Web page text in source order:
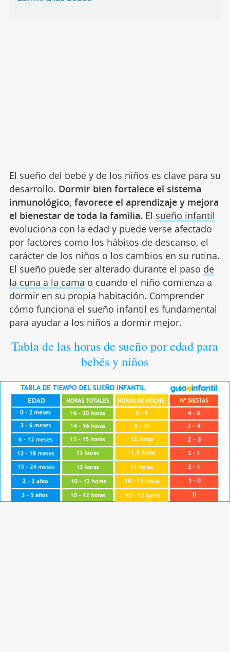
El sueño del bebé y de los niños es clave para su
desarrollo. Dormir bien fortalece el sistema
inmunológico, favorece el aprendizaje y mejora
el bienestar de toda la familia. El sueño infantil
evoluciona con la edad y puede verse afectado
por factores como los hábitos de descanso, el
carácter de los niños o los cambios en su rutina.
El sueño puede ser alterado durante el paso de
la cuna a la cama o cuando el niño comienza a
dormir en su propia habitación. Comprender
cómo funciona el sueño infantil es fundamental
para ayudar a los niños a dormir mejor.
Tabla de las horas de sueño por edad para
bebés y niños